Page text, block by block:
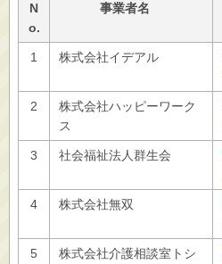
N
o.
事業者名
1 株式会社イデアル
2
株式会社ハッピーワーク
ス
3 社会福祉法人群生会
4 株式会社無双
5 株式会社介護相談室トシ